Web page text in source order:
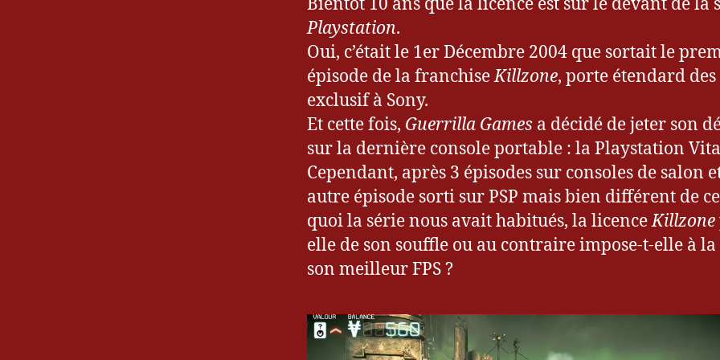
Bientôt 10 ans que la licence est sur le devant de la
Playstation.
Oui, c’était le 1er Décembre 2004 que sortait le
épisode de la franchiseKillzone, porte étendard des
exclusif à Sony.
Et cette fois, Guerrilla Games a décidé de jeter son
sur la dernière console portable : la Playstation
Cependant, après 3 épisodes sur consoles de salon
autre épisode sorti sur PSP mais bien différent de
quoi la série nous avait habitués, la licenceKillzone
elle de son souffle ou au contraire impose-t-elle à la
son meilleur FPS ?